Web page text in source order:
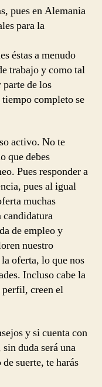
pues en Alemania
para la
éstas a menudo
trabajo y como tal
de los
completo se
activo. No te
que debes
Pues responder a
pues al igual
muchas
candidatura
de empleo y
nuestro
oferta, lo que nos
Incluso cabe la
perfil, creen el
y si cuenta con
duda será una
suerte, te harás